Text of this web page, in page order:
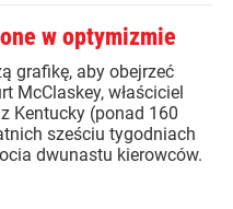
w optymizmie
grafikę, aby obejrzeć
McClaskey, właściciel
Kentucky (ponad 160
sześciu tygodniach
dwunastu kierowców.